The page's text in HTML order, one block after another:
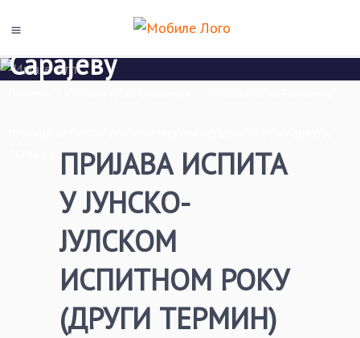
Универзитета у Источном
Сарајеву
ПРИЈАВА ИСПИТА
У ЈУНСКО-
ЈУЛСКОМ
ИСПИТНОМ РОКУ
(ДРУГИ ТЕРМИН)